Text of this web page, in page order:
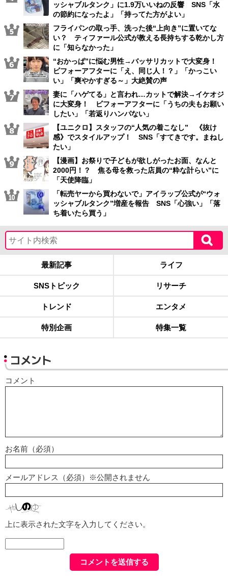
ッシャブルタンク」に1.9万いいねの反響 SNS「水
の節約になったよ」「持ってた方がよい」
フライパンの取っ手、洗った後“上向き”に置いてな
い？ ティファール公式が教える長持ちする乾かし方
に「知らなかった」
“おかっぱ”に悩む男性→バッサリカットで大変身！
ビフォーアフターに「え、同じ人！？」「かっこい
い」「爽やかすぎる～」大絶賛の声
妻に「ハゲてる」と言われ…カットで解決→イケオジ
に大変身！ ビフォーアフターに「うちの夫もお願い
したい」「若返りハンパない」
【ユニクロ】スタッフの“人気の着こなし” 《抜け
感》でスタイルアップ！ SNS「すてきです。まねし
たい」
【漫画】お祭りで子どもが欲しがったお面、なんと
2000円！？ 焦る母を救った店員の“粋な計らい”に
「天使降臨」
「転売ヤーから買わないで」アイラップ公式が“ウォ
ッシャブルタンク”増産を報告 SNS「心強い」「落
ち着いたら買う」
最新記事 ライフ
SNSトピック リサーチ
トレンド エンタメ
特別企画 特集一覧
コメント
コメント
お名前（必須）
メールアドレス（必須）※公開されません
上に表示された文字を入力してください。